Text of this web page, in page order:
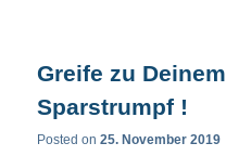
Greife zu Deinem
Sparstrumpf !
Posted on25. November 2019